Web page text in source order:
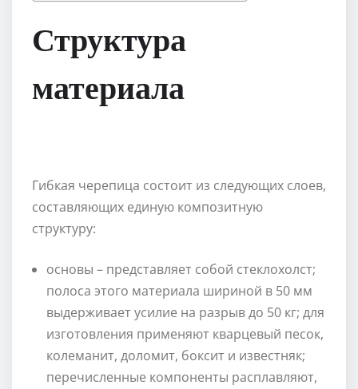
Структура
материала
Гибкая черепица состоит из следующих слоев,
составляющих единую композитную
структуру:
основы – представляет собой стеклохолст;
полоса этого материала шириной в 50 мм
выдерживает усилие на разрыв до 50 кг; для
изготовления применяют кварцевый песок,
колеманит, доломит, боксит и известняк;
перечисленные компоненты расплавляют,